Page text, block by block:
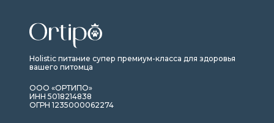
Holistic питание супер премиум-класса для здоровья
вашего питомца
ООО «ОРТИПО»
ИНН 5018214838
ОГРН 1235000062274